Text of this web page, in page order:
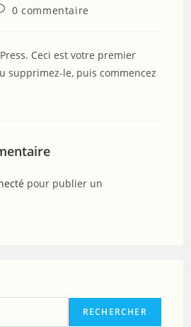
0 commentaire
Ceci est votre premier
supprimez-le, puis commencez
pour publier un
RECHERCHER